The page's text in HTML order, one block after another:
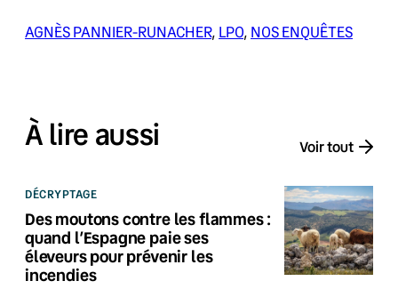
AGNÈS PANNIER-RUNACHER, LPO, NOS ENQUÊTES
À lire aussi Voir tout
DÉCRYPTAGE
Des moutons contre les flammes :
quand l’Espagne paie ses
éleveurs pour prévenir les
incendies